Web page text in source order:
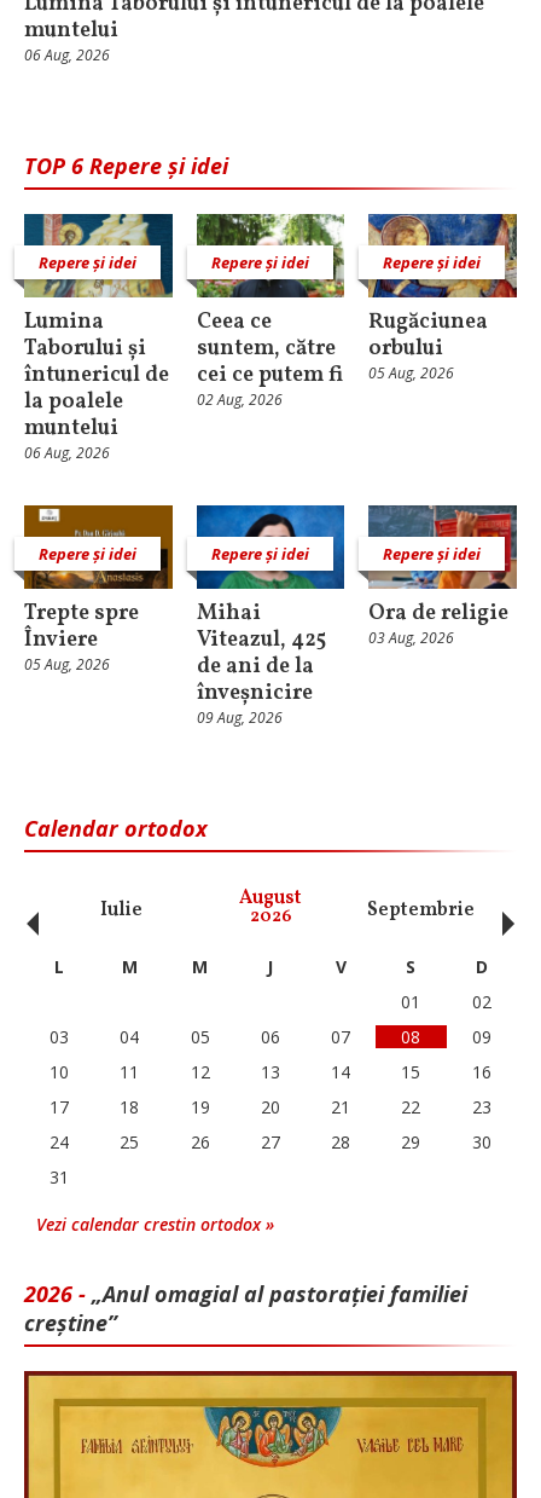
muntelui
06 Aug, 2026
TOP 6 Repere și idei
Repere și idei
Lumina
Taborului și
întunericul de
la poalele
muntelui
06 Aug, 2026
Repere și idei
Ceea ce
suntem, către
cei ce putem fi
02 Aug, 2026
Repere și idei
Rugăciunea
orbului
05 Aug, 2026
Repere și idei
Trepte spre
Înviere
05 Aug, 2026
Repere și idei
Mihai
Viteazul, 425
de ani de la
înveșnicire
09 Aug, 2026
Repere și idei
Ora de religie
03 Aug, 2026
Calendar ortodox
Iulie August
2026 Septembrie
‹ L M M J V S
D
01
02
03
04 05 06 07 08
09
10
11 12 13 14 15
16
17
18 19 20 21 22
23
24
25 26 27 28 29
30
31
Vezi calendar crestin ortodox »
2026 - „Anul omagial al pastorației familiei
creștine”